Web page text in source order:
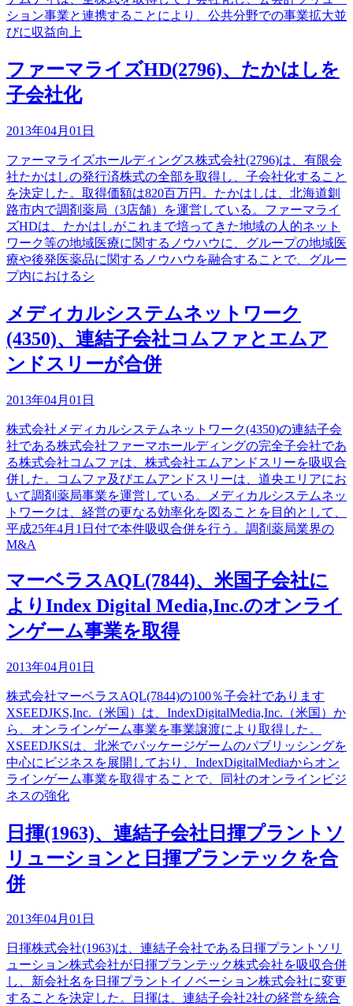
ション事業と連携することにより、公共分野での事業拡大並
びに収益向上
ファーマライズHD(2796)、たかはしを
子会社化
2013年04月01日
ファーマライズホールディングス株式会社(2796)は、有限会
社たかはしの発行済株式の全部を取得し、子会社化すること
を決定した。取得価額は820百万円。たかはしは、北海道釧
路市内で調剤薬局（3店舗）を運営している。ファーマライ
ズHDは、たかはしがこれまで培ってきた地域の人的ネット
ワーク等の地域医療に関するノウハウに、グループの地域医
療や後発医薬品に関するノウハウを融合することで、グルー
プ内におけるシ
メディカルシステムネットワーク
(4350)、連結子会社コムファとエムア
ンドスリーが合併
2013年04月01日
株式会社メディカルシステムネットワーク(4350)の連結子会
社である株式会社ファーマホールディングの完全子会社であ
る株式会社コムファは、株式会社エムアンドスリーを吸収合
併した。コムファ及びエムアンドスリーは、道央エリアにお
いて調剤薬局事業を運営している。メディカルシステムネッ
トワークは、経営の更なる効率化を図ることを目的として、
平成25年4月1日付で本件吸収合併を行う。調剤薬局業界の
M&A
マーベラスAQL(7844)、米国子会社に
よりIndex Digital Media,Inc.のオンライ
ンゲーム事業を取得
2013年04月01日
株式会社マーベラスAQL(7844)の100％子会社であります
XSEEDJKS,Inc.（米国）は、IndexDigitalMedia,Inc.（米国）か
ら、オンラインゲーム事業を事業譲渡により取得した。
XSEEDJKSは、北米でパッケージゲームのパブリッシングを
中心にビジネスを展開しており、IndexDigitalMediaからオン
ラインゲーム事業を取得することで、同社のオンラインビジ
ネスの強化
日揮(1963)、連結子会社日揮プラントソ
リューションと日揮プランテックを合
併
2013年04月01日
日揮株式会社(1963)は、連結子会社である日揮プラントソリ
ューション株式会社が日揮プランテック株式会社を吸収合併
し、新会社名を日揮プラントイノベーション株式会社に変更
することを決定した。日揮は、連結子会社2社の経営を統合